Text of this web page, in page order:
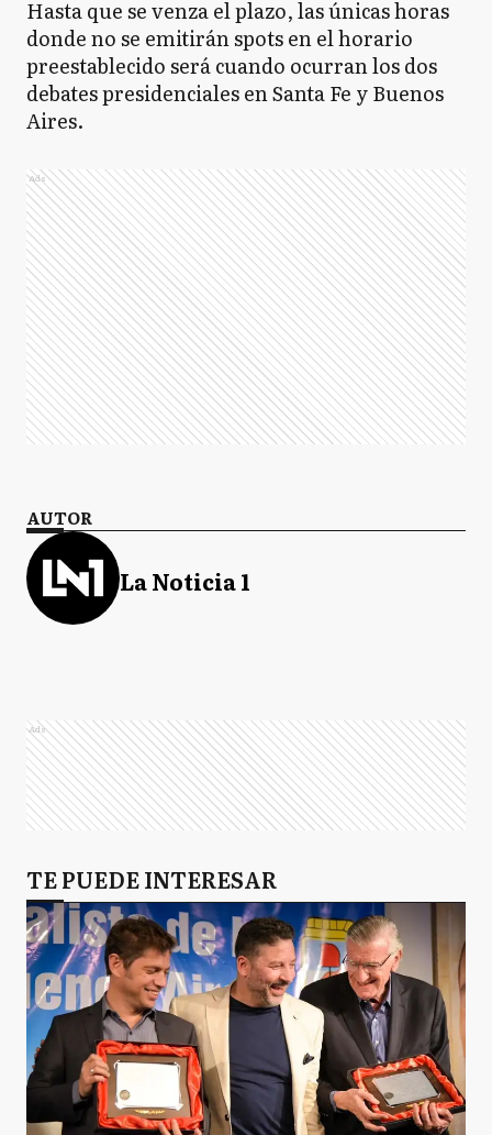
Hasta que se venza el plazo, las únicas horas
donde no se emitirán spots en el horario
preestablecido será cuando ocurran los dos
debates presidenciales en Santa Fe y Buenos
Aires.
Ads
AUTOR
La Noticia 1
Ads
TE PUEDE INTERESAR